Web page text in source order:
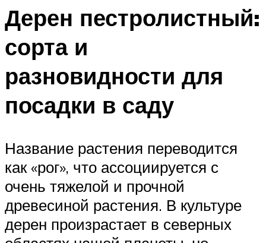
Дерен пестролистный:
сорта и
разновидности для
посадки в саду
Название растения переводится
как «рог», что ассоциируется с
очень тяжелой и прочной
древесиной растения. В культуре
дерен произрастает в северных